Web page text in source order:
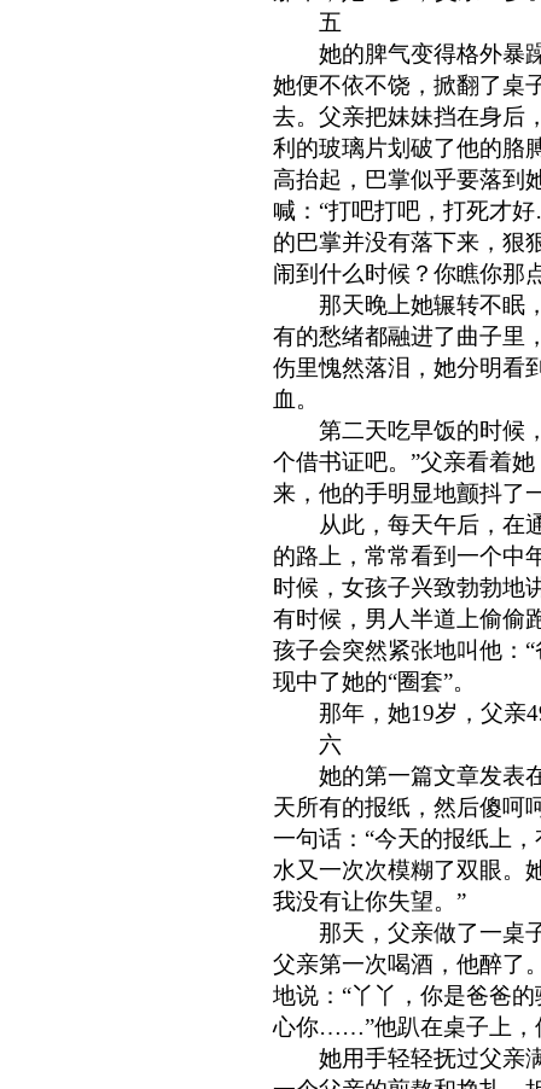
五
她的脾气变得格外暴躁
她便不依不饶，掀翻了桌
去。父亲把妹妹挡在身后
利的玻璃片划破了他的胳
高抬起，巴掌似乎要落到
喊：“打吧打吧，打死才
的巴掌并没有落下来，狠
闹到什么时候？你瞧你
那天晚上她辗转不眠，
有的愁绪都融进了曲子里
伤里愧然落泪，她分明看
血。
第二天吃早饭的时候，
个借书证吧。”父亲看着
来，他的手明显地颤抖了
从此，每天午后，在通
的路上，常常看到一个中
时候，女孩子兴致勃勃地
有时候，男人半道上偷偷
孩子会突然紧张地叫他：
现中了她的“圈套”。
那年，她19岁，父亲
六
她的第一篇文章发表在
天所有的报纸，然后傻呵
一句话：“今天的报纸上
水又一次次模糊了双眼。
我没有让你失望。”
那天，父亲做了一桌子
父亲第一次喝酒，他醉了
地说：“丫丫，你是爸爸
心你……”他趴在桌子上，
她用手轻轻抚过父亲满